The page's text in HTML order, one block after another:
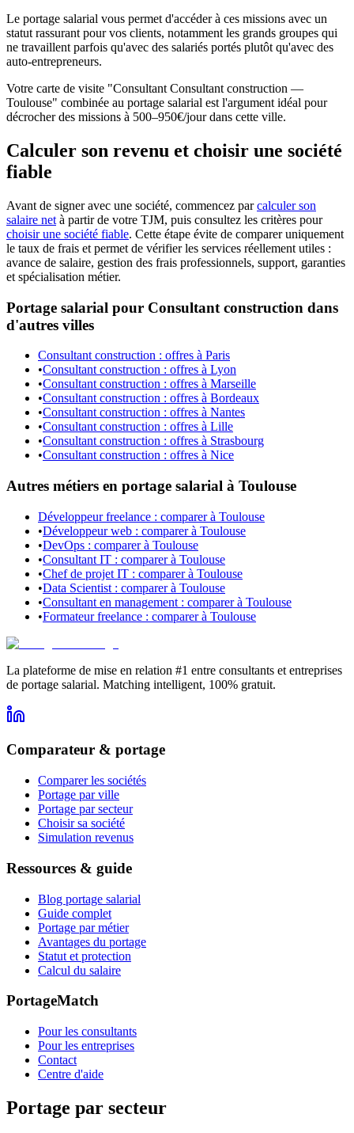
Le portage salarial vous permet d'accéder à ces missions avec un
statut rassurant pour vos clients, notamment les grands groupes qui
ne travaillent parfois qu'avec des salariés portés plutôt qu'avec des
auto-entrepreneurs.
Votre carte de visite "Consultant Consultant construction —
Toulouse" combinée au portage salarial est l'argument idéal pour
décrocher des missions à 500–950€/jour dans cette ville.
Calculer son revenu et choisir une société
fiable
Avant de signer avec une société, commencez parcalculer son
salaire net à partir de votre TJM, puis consultez les critères pour
choisir une société fiable. Cette étape évite de comparer uniquement
le taux de frais et permet de vérifier les services réellement utiles :
avance de salaire, gestion des frais professionnels, support, garanties
et spécialisation métier.
Portage salarial pour Consultant construction dans
d'autres villes
Consultant construction : offres à Paris
•Consultant construction : offres à Lyon
•Consultant construction : offres à Marseille
•Consultant construction : offres à Bordeaux
•Consultant construction : offres à Nantes
•Consultant construction : offres à Lille
•Consultant construction : offres à Strasbourg
•Consultant construction : offres à Nice
Autres métiers en portage salarial à Toulouse
Développeur freelance : comparer à Toulouse
•Développeur web : comparer à Toulouse
•DevOps : comparer à Toulouse
•Consultant IT : comparer à Toulouse
•Chef de projet IT : comparer à Toulouse
•Data Scientist : comparer à Toulouse
•Consultant en management : comparer à Toulouse
•Formateur freelance : comparer à Toulouse
La plateforme de mise en relation #1 entre consultants et entreprises
de portage salarial. Matching intelligent, 100% gratuit.
Comparateur & portage
Comparer les sociétés
Portage par ville
Portage par secteur
Choisir sa société
Simulation revenus
Ressources & guide
Blog portage salarial
Guide complet
Portage par métier
Avantages du portage
Statut et protection
Calcul du salaire
PortageMatch
Pour les consultants
Pour les entreprises
Contact
Centre d'aide
Portage par secteur